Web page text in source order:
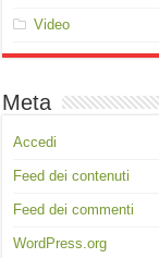
Video
Meta
Accedi
Feed dei contenuti
Feed dei commenti
WordPress.org